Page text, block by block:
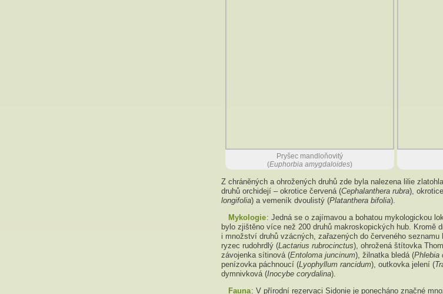
Pryšec mandloňovitý
(Euphorbia amygdaloides)
Z chráněných a ohrožených druhů zde byla nalezena lilie
druhů orchidejí – okrotice červená (Cephalanthera rubra),
longifolia) a vemeník dvoulistý (Platanthera bifolia).
Mykologie: Jedná se o zajímavou a bohatou mykologickou
bylo zjištěno více než 200 druhů makroskopických hub. Kromě
i množství druhů vzácných, zařazených do červeného
ryzec rudohrdlý (Lactarius rubrocinctus), ohrožená štítovka
závojenka sítinová (Entoloma juncinum), žilnatka bledá (Phlebia
penízovka páchnoucí (Lyophyllum rancidum), outkovka jelení (
dymnivková (Inocybe corydalina).
Fauna: V přírodní rezervaci Sidonie je ponecháno značné